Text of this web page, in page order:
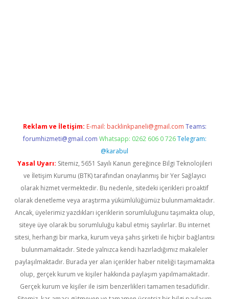
Reklam ve İletişim: E-mail: backlinkpaneli@gmail.com Teams:
forumhizmeti@gmail.com Whatsapp: 0262 606 0 726 Telegram:
@karabul
Yasal Uyarı: Sitemiz, 5651 Sayılı Kanun gereğince Bilgi Teknolojileri
ve İletişim Kurumu (BTK) tarafından onaylanmış bir Yer Sağlayıcı
olarak hizmet vermektedir. Bu nedenle, sitedeki içerikleri proaktif
olarak denetleme veya araştırma yükümlülüğümüz bulunmamaktadır.
Ancak, üyelerimiz yazdıkları içeriklerin sorumluluğunu taşımakta olup,
siteye üye olarak bu sorumluluğu kabul etmiş sayılırlar. Bu internet
sitesi, herhangi bir marka, kurum veya şahıs şirketi ile hiçbir bağlantısı
bulunmamaktadır. Sitede yalnızca kendi hazırladığımız makaleler
paylaşılmaktadır. Burada yer alan içerikler haber niteliği taşımamakta
olup, gerçek kurum ve kişiler hakkında paylaşım yapılmamaktadır.
Gerçek kurum ve kişiler ile isim benzerlikleri tamamen tesadüfidir.